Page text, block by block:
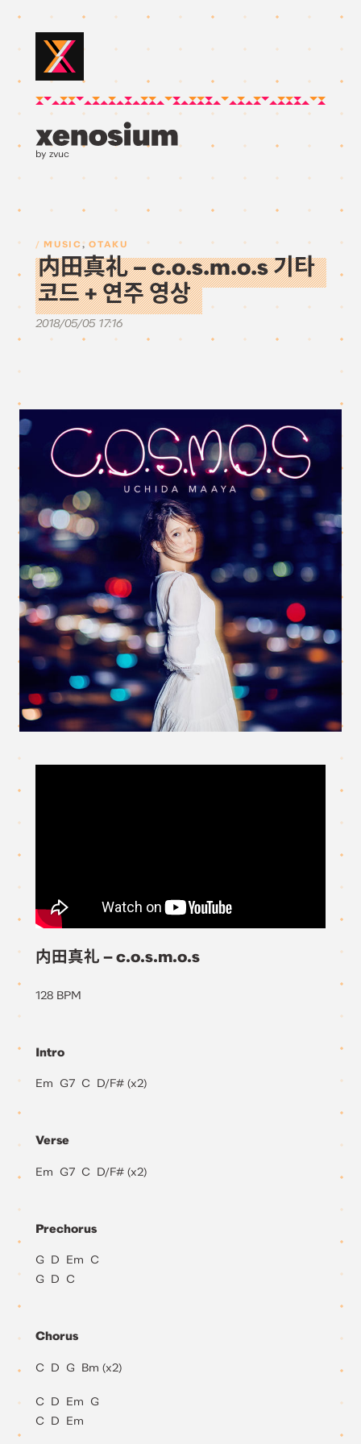
by zvuc
MUSIC,OTAKU
内田真礼 – c.o.s.m.o.s 기타
코드 + 연주 영상
2018/05/05 17:16
内田真礼 – c.o.s.m.o.s
128 BPM
Intro
Em G7 C D/F# (x2)
Verse
Em G7 C D/F# (x2)
Prechorus
G D Em C
G D C
Chorus
C D G Bm (x2)
C D Em G
C D Em